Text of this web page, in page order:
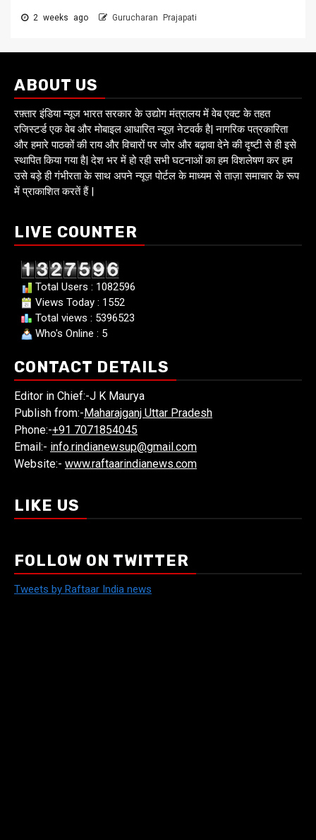
2 weeks ago Gurucharan Prajapati
ABOUT US
रफ़्तार इंडिया न्यूज भारत सरकार के उद्योग मंत्रालय में वेब एक्ट के तहत
रजिस्टर्ड एक वेब और मोबाइल आधारित न्यूज़ नेटवर्क है| नागरिक पत्रकारिता
और हमारे पाठकों की राय और विचारों पर जोर और बढ़ावा देने की दृष्टी से ही इसे
स्थापित किया गया है| देश भर में हो रही सभी घटनाओं का हम विशलेषण कर हम
उसे बड़े ही गंभीरता के साथ अपने न्यूज़ पोर्टल के माध्यम से ताज़ा समाचार के रूप
में प्राकाशित करतें हैं |
LIVE COUNTER
Total Users : 1082596
Views Today : 1552
Total views : 5396523
Who's Online : 5
CONTACT DETAILS
Editor in Chief:-J K Maurya
Publish from:-Maharajganj Uttar Pradesh
Phone:-+91 7071854045
Email:- info.rindianewsup@gmail.com
Website:- www.raftaarindianews.com
LIKE US
FOLLOW ON TWITTER
Tweets by Raftaar India news